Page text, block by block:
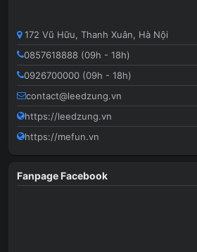
172 Vũ Hữu, Thanh Xuân, Hà Nội
0857618888 (09h - 18h)
0926700000 (09h - 18h)
contact@leedzung.vn
https://leedzung.vn
https://mefun.vn
Fanpage Facebook